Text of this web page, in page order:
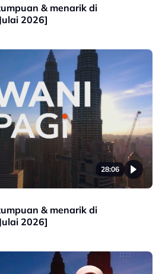
& menarik di
2026]
28:06
& menarik di
2026]